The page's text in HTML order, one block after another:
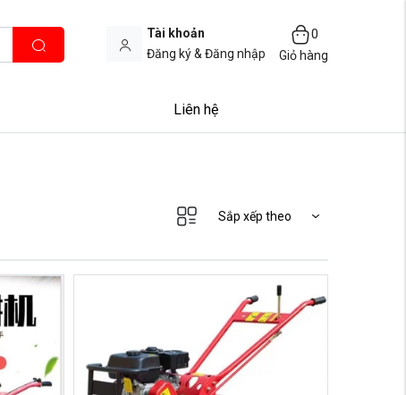
0
Giỏ hàng
Tài khoản
Đăng ký & Đăng nhập
Liên hệ
Sắp xếp theo